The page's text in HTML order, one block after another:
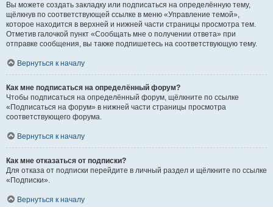
Вы можете создать закладку или подписаться на определённую тему,
щёлкнув по соответствующей ссылке в меню «Управление темой»,
которое находится в верхней и нижней части страницы просмотра тем.
Отметив галочкой пункт «Сообщать мне о получении ответа» при
отправке сообщения, вы также подпишетесь на соответствующую тему.
Вернуться к началу
Как мне подписаться на определённый форум?
Чтобы подписаться на определённый форум, щёлкните по ссылке
«Подписаться на форум» в нижней части страницы просмотра
соответствующего форума.
Вернуться к началу
Как мне отказаться от подписки?
Для отказа от подписки перейдите в личный раздел и щёлкните по ссылке
«Подписки».
Вернуться к началу